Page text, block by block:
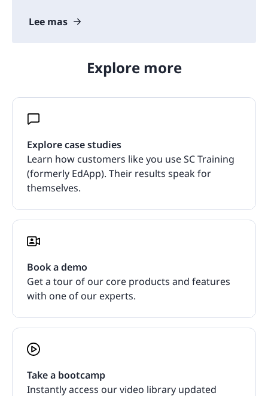
Lee mas
Explore more
Explore case studies
Learn how customers like you use SC Training
(formerly EdApp). Their results speak for
themselves.
Book a demo
Get a tour of our core products and features
with one of our experts.
Take a bootcamp
Instantly access our video library updated